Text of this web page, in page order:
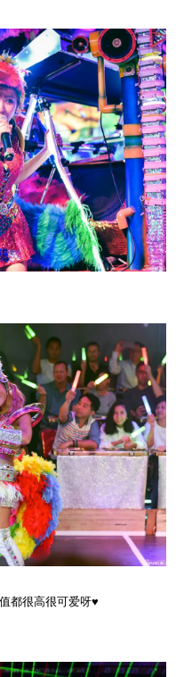
都很高很可爱呀♥